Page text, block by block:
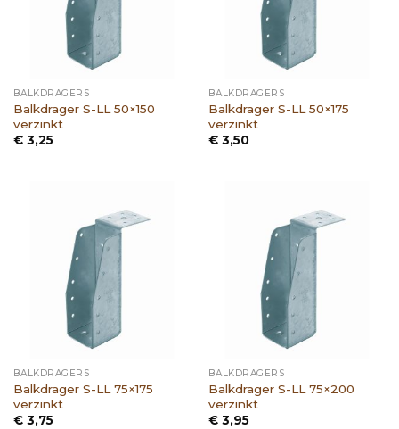
BALKDRAGERS
Balkdrager S-LL 50×150
verzinkt
€3,25
BALKDRAGERS
Balkdrager S-LL 50×175
verzinkt
€3,50
BALKDRAGERS
Balkdrager S-LL 75×175
verzinkt
€3,75
BALKDRAGERS
Balkdrager S-LL 75×200
verzinkt
€3,95